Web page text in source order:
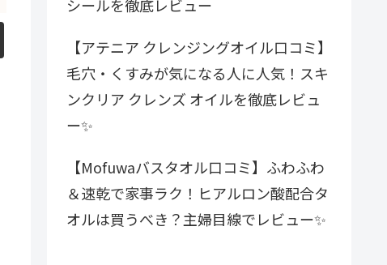
シールを徹底レビュー
【アテニア クレンジングオイル口コミ】
毛穴・くすみが気になる人に人気！スキ
ンクリア クレンズ オイルを徹底レビュ
ー✨
【Mofuwaバスタオル口コミ】ふわふわ
＆速乾で家事ラク！ヒアルロン酸配合タ
オルは買うべき？主婦目線でレビュー✨